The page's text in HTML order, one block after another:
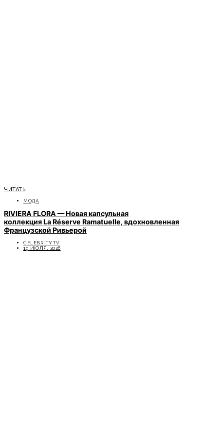
ЧИТАТЬ
МОДА
RIVIERA FLORA — Новая капсульная
коллекция La Réserve Ramatuelle, вдохновленная
Французской Ривьерой
CELEBRITYTV
19 ИЮЛЯ, 2026